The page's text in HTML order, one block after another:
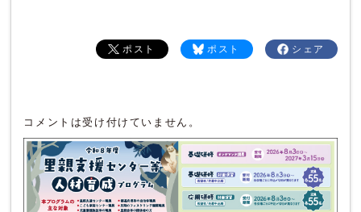
シェア
ポスト
ポスト
コメントは受け付けていません。